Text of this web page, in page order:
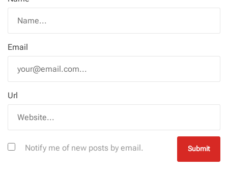
Email
Url
Notify me of new posts by email.